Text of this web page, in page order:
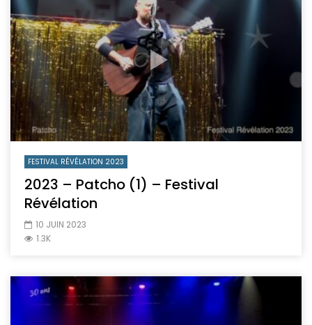
FESTIVAL RÉVÉLATION 2023
2023 – Patcho (1) – Festival
Révélation
10 JUIN 2023
1.3K